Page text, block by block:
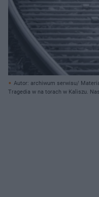
Autor: archiwum serwisu/
Tragedia w na torach w Kaliszu.